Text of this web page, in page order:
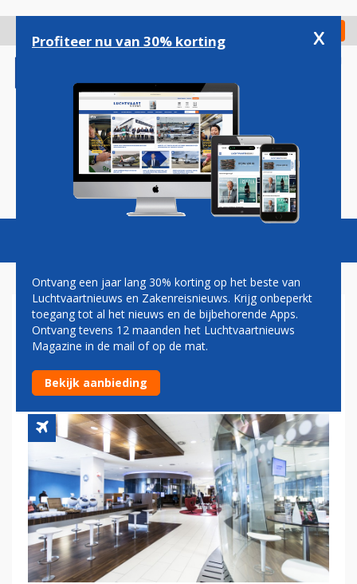
gaan
Check in
Magazine Podcasts Vacatures
KLM NEEMT EUROPESE
CROWN LOUNGE ONDER
HANDEN
Profiteer nu van 30% korting x
Ontvang een jaar lang 30% korting op het beste van
Luchtvaartnieuws en Zakenreisnieuws. Krijg onbeperkt
toegang tot al het nieuws en de bijbehorende Apps.
Ontvang tevens 12 maanden het Luchtvaartnieuws
Magazine in de mail of op de mat.
Bekijk aanbieding